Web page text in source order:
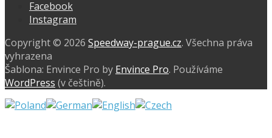
Facebook
Instagram
Copyright © 2026 Speedway-prague.cz. Všechna práva
vyhrazena
Šablona: Envince Pro by Envince Pro. Používáme
WordPress (v češtině).